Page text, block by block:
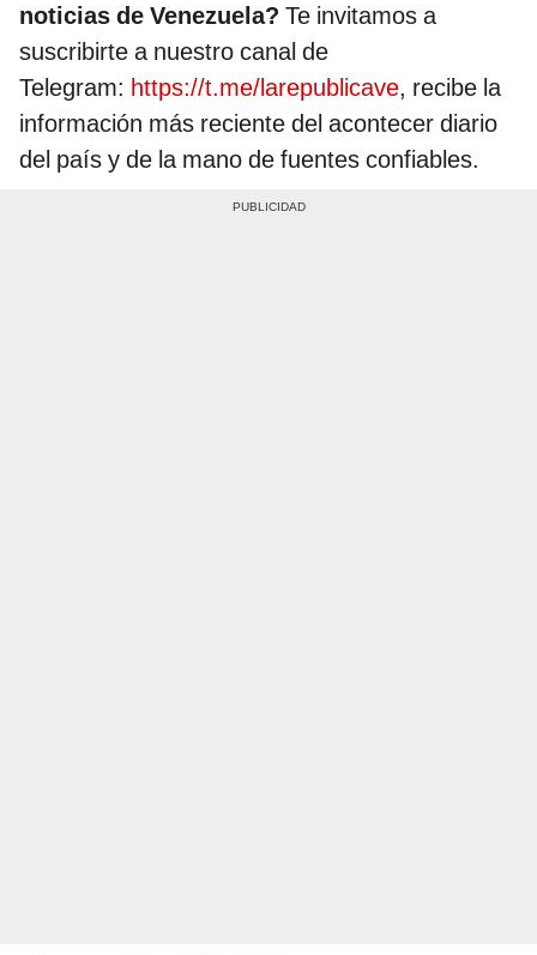
noticias de Venezuela? Te invitamos a
suscribirte a nuestro canal de
Telegram: https://t.me/larepublicave, recibe la
información más reciente del acontecer diario
del país y de la mano de fuentes confiables.